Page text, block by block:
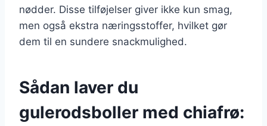
nødder. Disse tilføjelser giver ikke kun smag,
men også ekstra næringsstoffer, hvilket gør
dem til en sundere snackmulighed.
Sådan laver du
gulerodsboller med chiafrø: